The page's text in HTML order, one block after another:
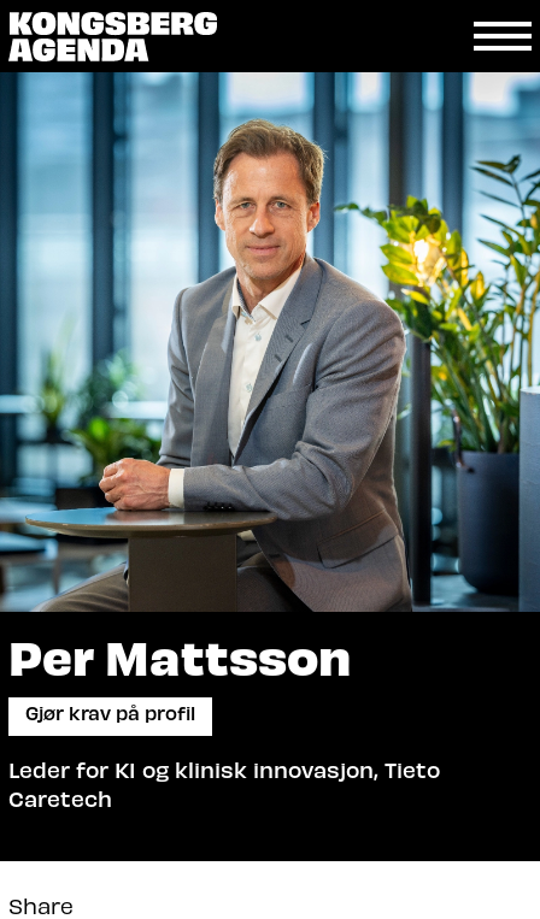
Per Mattsson
Gjør krav på profil
Leder for KI og klinisk innovasjon, Tieto
Caretech
Share